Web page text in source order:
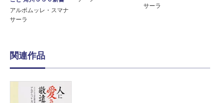
アルボムッレ・スマナ
サーラ
サーラ
関連作品